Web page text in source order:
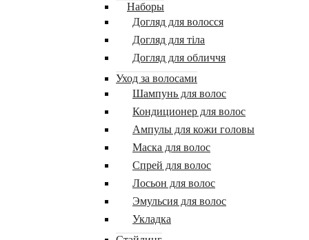
Наборы
Догляд для волосся
Догляд для тіла
Догляд для обличчя
Уход за волосами
Шампунь для волос
Кондиционер для волос
Ампулы для кожи головы
Маска для волос
Спрей для волос
Лосьон для волос
Эмульсия для волос
Укладка